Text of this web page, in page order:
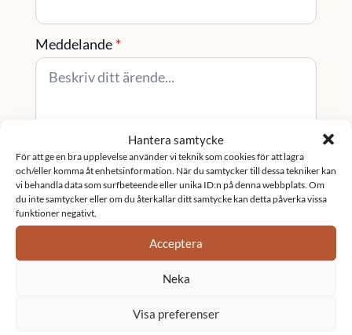
Hantera samtycke
För att ge en bra upplevelse använder vi teknik som cookies för att lagra
och/eller komma åt enhetsinformation. När du samtycker till dessa tekniker kan
vi behandla data som surfbeteende eller unika ID:n på denna webbplats. Om
du inte samtycker eller om du återkallar ditt samtycke kan detta påverka vissa
funktioner negativt.
Acceptera
Neka
Visa preferenser
Meddelande *
Skicka
Tjänster
Fastighetsförvaltning
Underhållsplan